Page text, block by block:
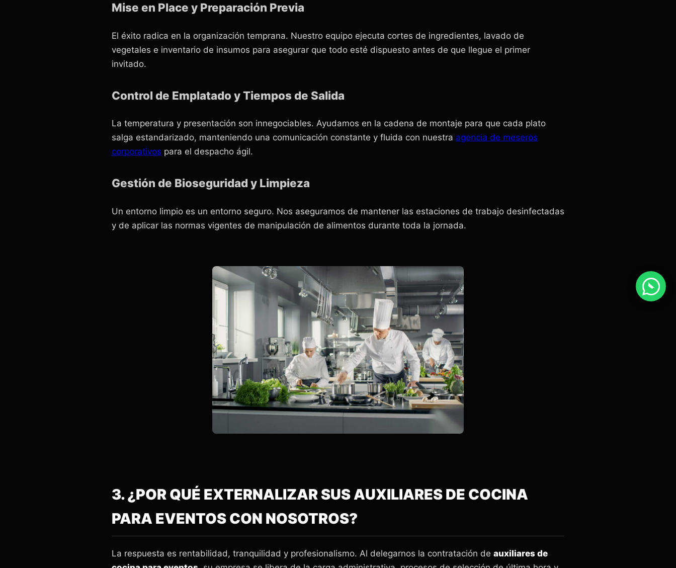
Mise en Place y Preparación Previa
El éxito radica en la organización temprana. Nuestro equipo ejecuta cortes de ingredientes, lavado de
vegetales e inventario de insumos para asegurar que todo esté dispuesto antes de que llegue el primer
invitado.
Control de Emplatado y Tiempos de Salida
La temperatura y presentación son innegociables. Ayudamos en la cadena de montaje para que cada plato
salga estandarizado, manteniendo una comunicación constante y fluida con nuestra agencia de meseros
corporativos para el despacho ágil.
Gestión de Bioseguridad y Limpieza
Un entorno limpio es un entorno seguro. Nos aseguramos de mantener las estaciones de trabajo desinfectadas
y de aplicar las normas vigentes de manipulación de alimentos durante toda la jornada.
3. ¿POR QUÉ EXTERNALIZAR SUS AUXILIARES DE COCINA
PARA EVENTOS CON NOSOTROS?
La respuesta es rentabilidad, tranquilidad y profesionalismo. Al delegarnos la contratación de auxiliares de